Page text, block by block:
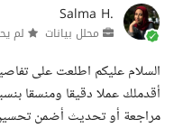
Salma H.
محلل بيانات لم
السلام عليكم اطلعت على
مراجعة أو تحديث أضمن